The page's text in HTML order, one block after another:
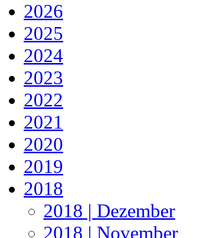
2026
2025
2024
2023
2022
2021
2020
2019
2018
2018 | Dezember
2018 | November